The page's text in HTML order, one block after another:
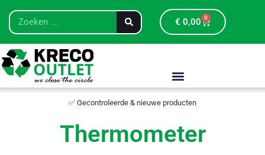
€ 0,00 0
✅ Gecontroleerde & nieuwe producten
Thermometer